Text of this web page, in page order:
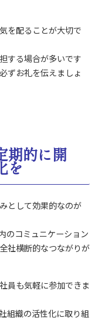
を配ることが大切で
する場合が多いです
ずお礼を伝えましょ
期的に開
を
として効果的なのが
のコミュニケーション
社横断的なつながりが
員も気軽に参加できま
組織の活性化に取り組